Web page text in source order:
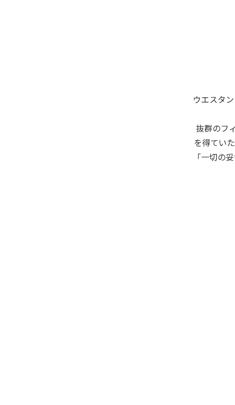
ウエスタ
抜群のフ
を得てい
「一切の